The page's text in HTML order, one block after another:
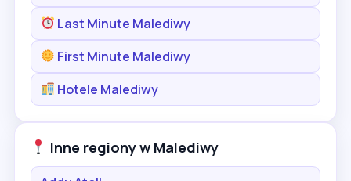
Last Minute Malediwy
First Minute Malediwy
Hotele Malediwy
Inne regiony w Malediwy